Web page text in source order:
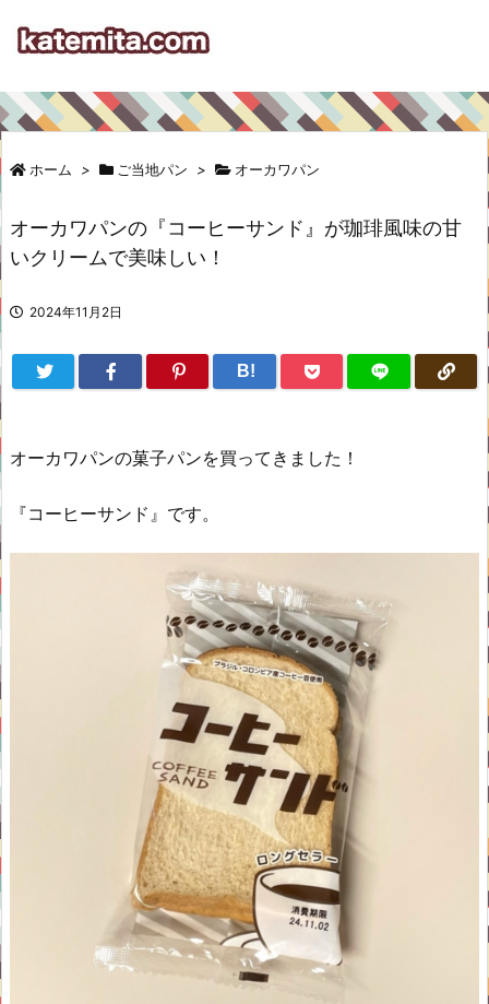
ホーム > ご当地パン > オーカワパン
オーカワパンの『コーヒーサンド』が珈琲風味の甘
いクリームで美味しい！
2024年11月2日
B!
オーカワパンの菓子パンを買ってきました！
『コーヒーサンド』です。